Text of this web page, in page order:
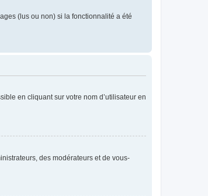
(lus ou non) si la fonctionnalité a été
en cliquant sur votre nom d’utilisateur en
des modérateurs et de vous-